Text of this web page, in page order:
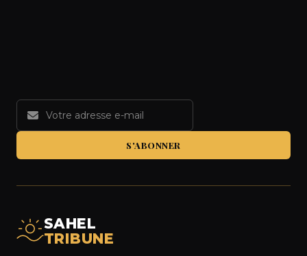
S'ABONNER
SAHEL
TRIBUNE